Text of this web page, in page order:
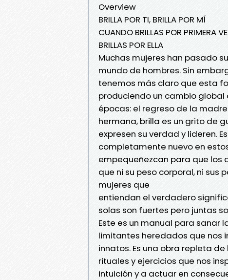
Overview
BRILLA POR TI, BRILLA POR MÍ
CUANDO BRILLAS POR PRIMERA
BRILLAS POR ELLA
Muchas mujeres han pasado
mundo de hombres. Sin
tenemos más claro que esta
produciendo un cambio
épocas: el regreso de la
hermana, brilla es un grito de
expresen su verdad y lideren.
completamente nuevo en
empequeñezcan para que los
que ni su peso corporal, ni sus
mujeres que
entiendan el verdadero
solas son fuertes pero juntas
Este es un manual para sanar
limitantes heredados que nos
innatos. Es una obra repleta
rituales y ejercicios que nos
intuición y a actuar en